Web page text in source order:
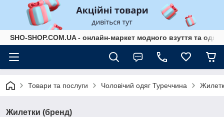
SHO-SHOP.COM.UA - онлайн-маркет модного взуття та
Товари та послуги Чоловічий одяг Туреччина
Жилетки (бренд)